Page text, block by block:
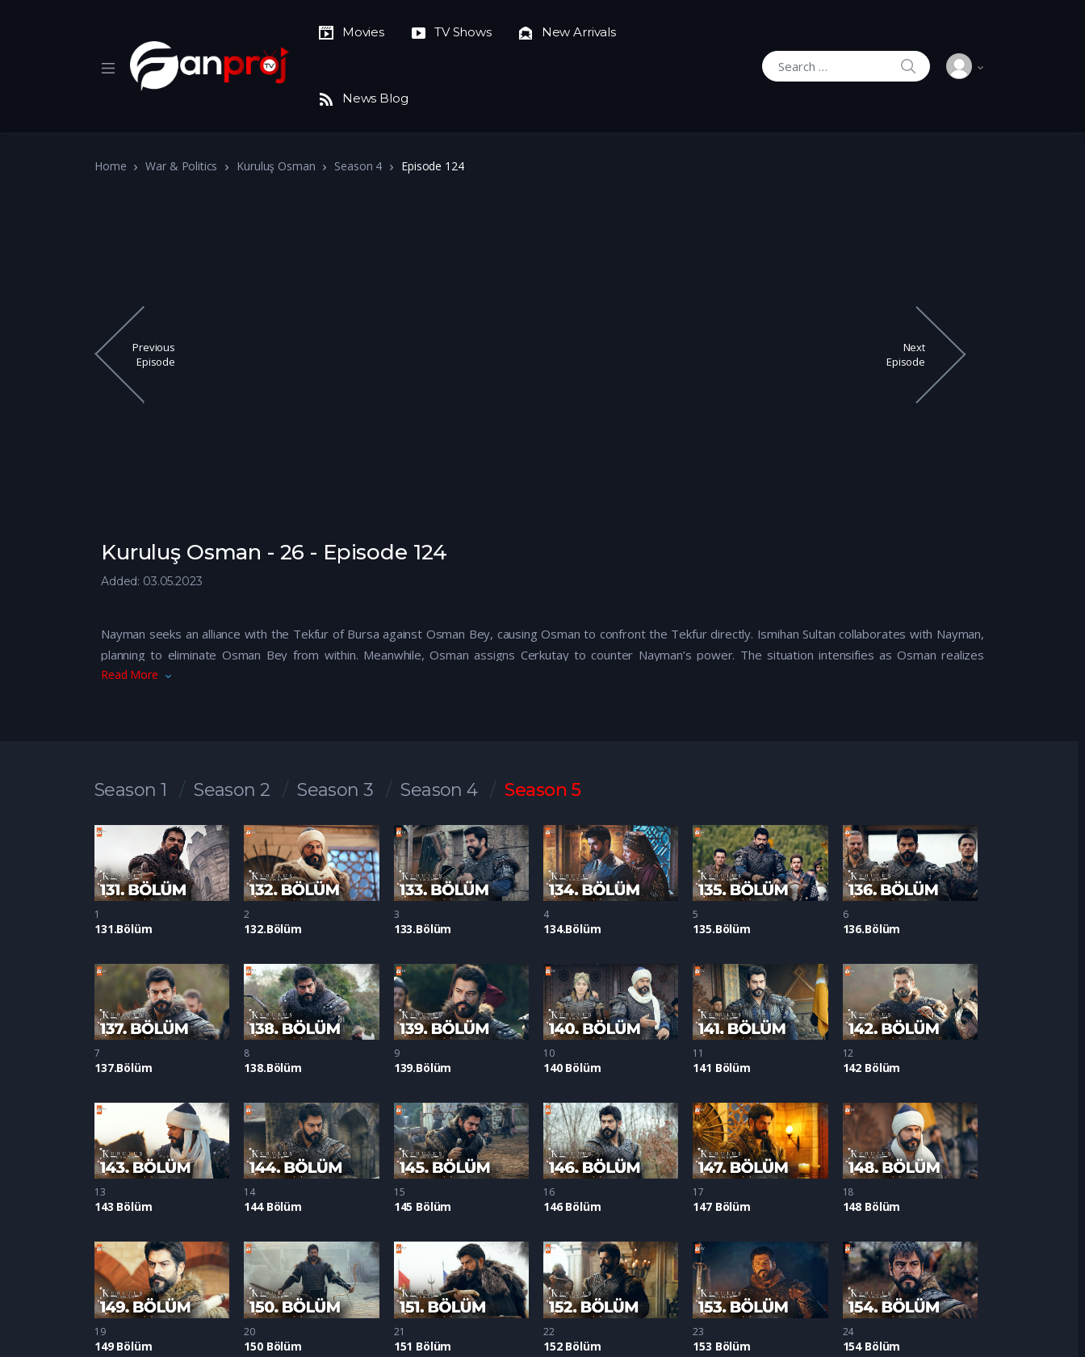
Movies TV Shows New Arrivals
News Blog
Search for:
SEARCH
Home War & Politics Kuruluş Osman Season 4 Episode 124
Previous
Episode
Next
Episode
Kuruluş Osman - 26 - Episode 124
Added: 03.05.2023
Nayman seeks an alliance with the Tekfur of Bursa against Osman Bey, causing Osman to confront the Tekfur directly. Ismihan Sultan collaborates with Nayman,
planning to eliminate Osman Bey from within. Meanwhile, Osman assigns Cerkutay to counter Nayman’s power. The situation intensifies as Osman realizes
Nayman’s target is Yenişehir.
Read More
Season 1 Season 2 Season 3 Season 4 Season 5
1
131.Bölüm
2
132.Bölüm
3
133.Bölüm
4
134.Bölüm
5
135.Bölüm
6
136.Bölüm
7
137.Bölüm
8
138.Bölüm
9
139.Bölüm
10
140 Bölüm
11
141 Bölüm
12
142 Bölüm
13
143 Bölüm
14
144 Bölüm
15
145 Bölüm
16
146 Bölüm
17
147 Bölüm
18
148 Bölüm
19
149 Bölüm
20
150 Bölüm
21
151 Bölüm
22
152 Bölüm
23
153 Bölüm
24
154 Bölüm